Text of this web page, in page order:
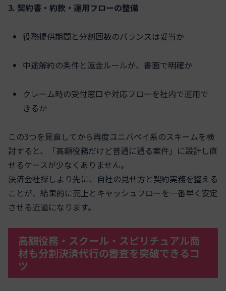
3. 契約書・約款・運用フローの整備
役務提供期間と分割回数のバランスは妥当か
中途解約の条件と返金ルールが、書面で明確か
クレーム時の受付窓口や対応フローを社内で運用で
きるか
この3つを見直してから再度ユニバペイ系のスキームを検
討すると、「高額役務だけど普通に通る案件」に設計し直
せるケースが少なくありません。
決済会社探しより先に、自社の見せ方と契約実務を整える
ことが、結果的に売上とキャッシュフローを一番早く安定
させる近道になります。
高額役務・スクール・スピリチュアル商
材も分割決済代行の審査を突破できるコ
ツ